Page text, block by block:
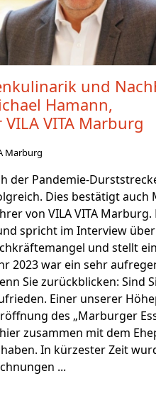
und
Hamann,
VITA Marburg
Marburg
der Pandemie-
Dies bestätigt auch
von VILA VITA
spricht im Interview über
und stellt
2023 war ein sehr
Sie zurückblicken: Sind
Einer unserer
des „Marburger
zusammen mit dem
In kürzester Zeit
...